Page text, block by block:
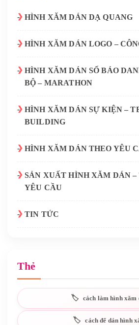
HÌNH XĂM DÁN DẠ QUANG
HÌNH XĂM DÁN LOGO –
HÌNH XĂM DÁN SỐ BÁO
BỘ – MARATHON
HÌNH XĂM DÁN SỰ KIỆN –
BUILDING
HÌNH XĂM DÁN THEO YÊU
SẢN XUẤT HÌNH XĂM DÁN –
YÊU CẦU
TIN TỨC
Thẻ
cách làm hình xăm
cách để dán hình